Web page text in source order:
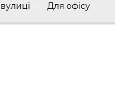
Для офісу